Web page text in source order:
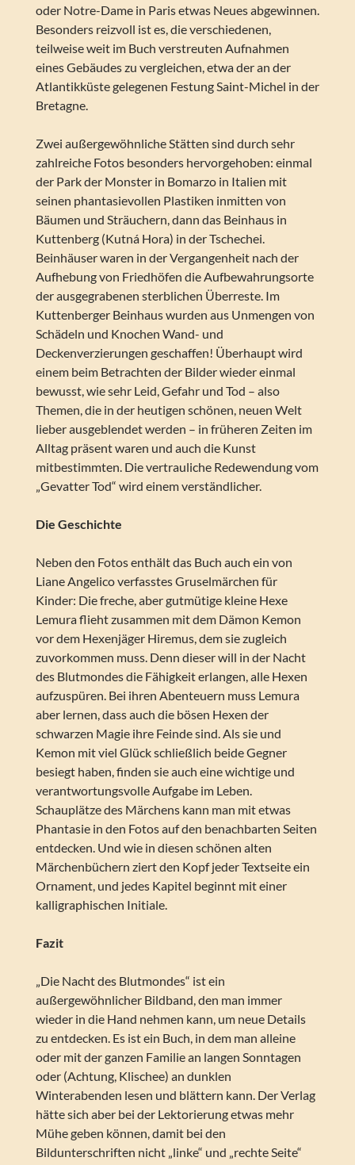
oder Notre-Dame in Paris etwas Neues abgewinnen.
Besonders reizvoll ist es, die verschiedenen,
teilweise weit im Buch verstreuten Aufnahmen
eines Gebäudes zu vergleichen, etwa der an der
Atlantikküste gelegenen Festung Saint-Michel in der
Bretagne.
Zwei außergewöhnliche Stätten sind durch sehr
zahlreiche Fotos besonders hervorgehoben: einmal
der Park der Monster in Bomarzo in Italien mit
seinen phantasievollen Plastiken inmitten von
Bäumen und Sträuchern, dann das Beinhaus in
Kuttenberg (Kutná Hora) in der Tschechei.
Beinhäuser waren in der Vergangenheit nach der
Aufhebung von Friedhöfen die Aufbewahrungsorte
der ausgegrabenen sterblichen Überreste. Im
Kuttenberger Beinhaus wurden aus Unmengen von
Schädeln und Knochen Wand- und
Deckenverzierungen geschaffen! Überhaupt wird
einem beim Betrachten der Bilder wieder einmal
bewusst, wie sehr Leid, Gefahr und Tod – also
Themen, die in der heutigen schönen, neuen Welt
lieber ausgeblendet werden – in früheren Zeiten im
Alltag präsent waren und auch die Kunst
mitbestimmten. Die vertrauliche Redewendung vom
„Gevatter Tod“ wird einem verständlicher.
Die Geschichte
Neben den Fotos enthält das Buch auch ein von
Liane Angelico verfasstes Gruselmärchen für
Kinder: Die freche, aber gutmütige kleine Hexe
Lemura flieht zusammen mit dem Dämon Kemon
vor dem Hexenjäger Hiremus, dem sie zugleich
zuvorkommen muss. Denn dieser will in der Nacht
des Blutmondes die Fähigkeit erlangen, alle Hexen
aufzuspüren. Bei ihren Abenteuern muss Lemura
aber lernen, dass auch die bösen Hexen der
schwarzen Magie ihre Feinde sind. Als sie und
Kemon mit viel Glück schließlich beide Gegner
besiegt haben, finden sie auch eine wichtige und
verantwortungsvolle Aufgabe im Leben.
Schauplätze des Märchens kann man mit etwas
Phantasie in den Fotos auf den benachbarten Seiten
entdecken. Und wie in diesen schönen alten
Märchenbüchern ziert den Kopf jeder Textseite ein
Ornament, und jedes Kapitel beginnt mit einer
kalligraphischen Initiale.
Fazit
„Die Nacht des Blutmondes“ ist ein
außergewöhnlicher Bildband, den man immer
wieder in die Hand nehmen kann, um neue Details
zu entdecken. Es ist ein Buch, in dem man alleine
oder mit der ganzen Familie an langen Sonntagen
oder (Achtung, Klischee) an dunklen
Winterabenden lesen und blättern kann. Der Verlag
hätte sich aber bei der Lektorierung etwas mehr
Mühe geben können, damit bei den
Bildunterschriften nicht „linke“ und „rechte Seite“